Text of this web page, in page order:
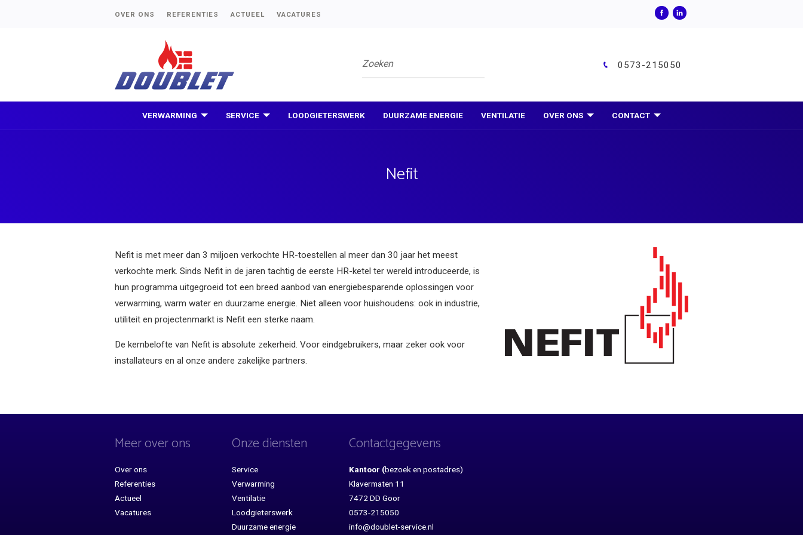
OVER ONS REFERENTIES ACTUEEL VACATURES
0573-215050
VERWARMING SERVICE LOODGIETERSWERK DUURZAME ENERGIE VENTILATIE OVER ONS CONTACT
Nefit
Nefit is met meer dan 3 miljoen verkochte HR-toestellen al meer dan 30 jaar het meest
verkochte merk. Sinds Nefit in de jaren tachtig de eerste HR-ketel ter wereld introduceerde, is
hun programma uitgegroeid tot een breed aanbod van energiebesparende oplossingen voor
verwarming, warm water en duurzame energie. Niet alleen voor huishoudens: ook in industrie,
utiliteit en projectenmarkt is Nefit een sterke naam.
De kernbelofte van Nefit is absolute zekerheid. Voor eindgebruikers, maar zeker ook voor
installateurs en al onze andere zakelijke partners.
Meer over ons
Over ons
Referenties
Actueel
Vacatures
Onze diensten
Service
Verwarming
Ventilatie
Loodgieterswerk
Duurzame energie
Contactgegevens
Kantoor (bezoek en postadres)
Klavermaten 11
7472 DD Goor
0573-215050
info@doublet-service.nl